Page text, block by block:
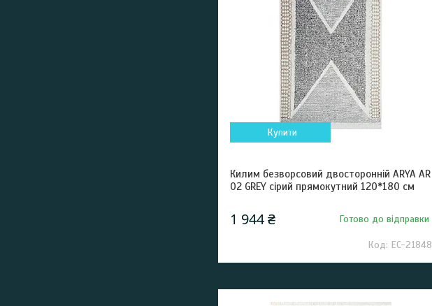
Купити
Килим безворсовий двосторонній ARYA AR
02 GREY сірий прямокутний 120*180 см
1 944 ₴ Готово до відправки
EC-21848